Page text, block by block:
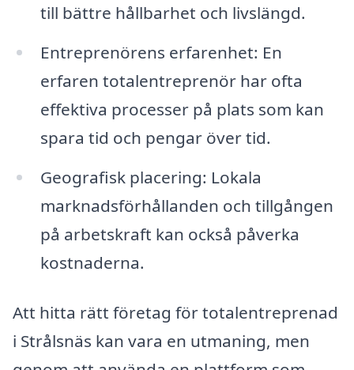
till bättre hållbarhet och livslängd.
Entreprenörens erfarenhet: En
erfaren totalentreprenör har ofta
effektiva processer på plats som kan
spara tid och pengar över tid.
Geografisk placering: Lokala
marknadsförhållanden och tillgången
på arbetskraft kan också påverka
kostnaderna.
Att hitta rätt företag för totalentreprenad
i Strålsnäs kan vara en utmaning, men